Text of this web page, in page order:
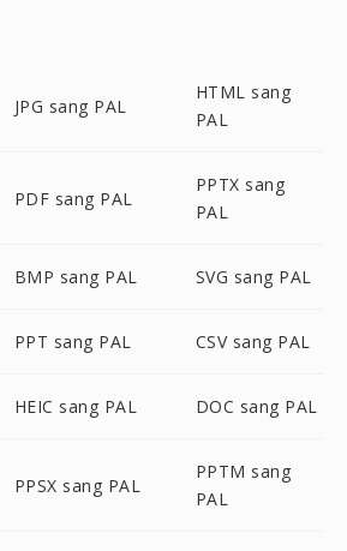
JPG sang PAL
HTML sang
PAL
PDF sang PAL
PPTX sang
PAL
BMP sang PAL SVG sang PAL
PPT sang PAL CSV sang PAL
HEIC sang PAL DOC sang PAL
PPSX sang PAL
PPTM sang
PAL